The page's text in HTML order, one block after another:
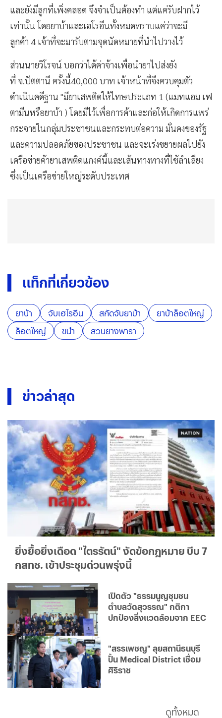
และยังมีลูกที่เพิ่งคลอด จึงจำเป็นต้องทำ แต่แค่รับฝากไว้
เท่านั้น โดยยาบ้าและเฮโรอีนทั้งหมดทราบแค่ว่าจะมี
ลูกค้า 4 เจ้าที่จะมารับตามจุดนัดหมายที่นำไปวางไว้
ส่วนนายวิโรจน์ บอกว่าได้ค่าจ้างเพื่อนำยาไปส่งยัง
ที่ จ.ปัตตานี ครั้งนี้40,000 บาท เจ้าหน้าที่จึงควบคุมตัว
ดำเนินคดีฐาน "มียาเสพติดให้ไทษประเภท 1 (แมทแอม เฟ
ตามีนหรือยาบ้า ) โดยมีไว้เพื่อการค้าและก่อให้เกิดการแพร่
กระจายในกลุ่มประชาชนและกระทบต่อความ มั่นคงของรัฐ
และความปลอดภัยของประชาชน และจะเร่งขยายผลไปยัง
เครือข่ายค้ายาเสพติดแกงค์นี้และเส้นทางทางที่ใช้ลำเลียง
ซึ่งเป็นเครือข่ายใหญ่ระดับประเทศ
แท็กที่เกี่ยวข้อง
ยาบ้า จับเฮโรอีน สกัดจับยาบ้า
ยาบ้าล็อตใหญ่
ล็อตใหญ่
ขนำ สวนยางพารา
ข่าวล่าสุด
ยิ่งยื้อยิ่งเดือด "ไตรรัตน์" งัดข้อกฎหมาย บีบ 7
กสทช. เข้าประชุมด่วนพรุ่งนี้
เปิดตัว "ธรรมนูญชุมชน
ตำบลวัดสุวรรณ" กติกา
ปกป้องสิ่งแวดล้อมจาก EEC
"สรรเพชญ" ลุยสถานีธนบุรี
ปั้น Medical District เชื่อม
ศิริราช
ดูทั้งหมด